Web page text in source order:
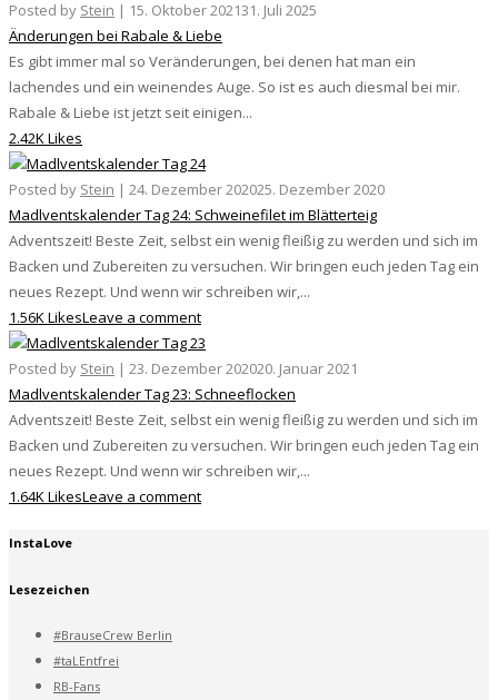
Posted by Stein | 15. Oktober 202131. Juli 2025
Änderungen bei Rabale & Liebe
Es gibt immer mal so Veränderungen, bei denen hat man ein
lachendes und ein weinendes Auge. So ist es auch diesmal bei mir.
Rabale & Liebe ist jetzt seit einigen...
2.42K Likes
Posted by Stein | 24. Dezember 202025. Dezember 2020
Madlventskalender Tag 24: Schweinefilet im Blätterteig
Adventszeit! Beste Zeit, selbst ein wenig fleißig zu werden und sich im
Backen und Zubereiten zu versuchen. Wir bringen euch jeden Tag ein
neues Rezept. Und wenn wir schreiben wir,...
1.56K LikesLeave a comment
Posted by Stein | 23. Dezember 202020. Januar 2021
Madlventskalender Tag 23: Schneeflocken
Adventszeit! Beste Zeit, selbst ein wenig fleißig zu werden und sich im
Backen und Zubereiten zu versuchen. Wir bringen euch jeden Tag ein
neues Rezept. Und wenn wir schreiben wir,...
1.64K LikesLeave a comment
InstaLove
Lesezeichen
#BrauseCrew Berlin
#taLEntfrei
RB-Fans